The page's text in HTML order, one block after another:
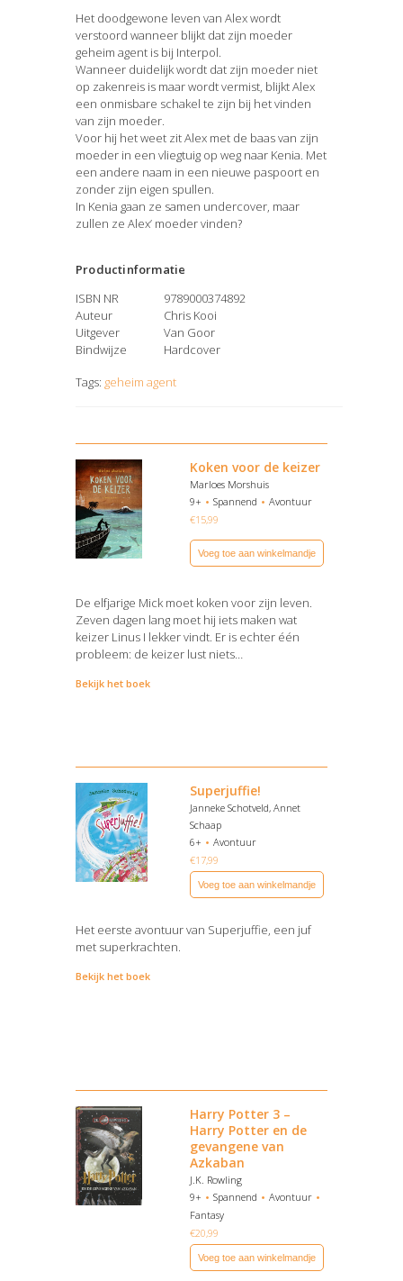
Het doodgewone leven van Alex wordt
verstoord wanneer blijkt dat zijn moeder
geheim agent is bij Interpol.
Wanneer duidelijk wordt dat zijn moeder niet
op zakenreis is maar wordt vermist, blijkt Alex
een onmisbare schakel te zijn bij het vinden
van zijn moeder.
Voor hij het weet zit Alex met de baas van zijn
moeder in een vliegtuig op weg naar Kenia. Met
een andere naam in een nieuwe paspoort en
zonder zijn eigen spullen.
In Kenia gaan ze samen undercover, maar
zullen ze Alex’ moeder vinden?
Productinformatie
ISBN NR
9789000374892
Auteur
Chris Kooi
Uitgever
Van Goor
Bindwijze
Hardcover
Tags: geheim agent
Koken voor de keizer
Marloes Morshuis
9+
Spannend
Avontuur
€15,99
Voeg toe aan winkelmandje
De elfjarige Mick moet koken voor zijn leven.
Zeven dagen lang moet hij iets maken wat
keizer Linus I lekker vindt. Er is echter één
probleem: de keizer lust niets…
Bekijk het boek
Superjuffie!
Janneke Schotveld, Annet
Schaap
6+
Avontuur
€17,99
Voeg toe aan winkelmandje
Het eerste avontuur van Superjuffie, een juf
met superkrachten.
Bekijk het boek
Harry Potter 3 –
Harry Potter en de
gevangene van
Azkaban
J.K. Rowling
9+
Spannend
Avontuur
Fantasy
€20,99
Voeg toe aan winkelmandje